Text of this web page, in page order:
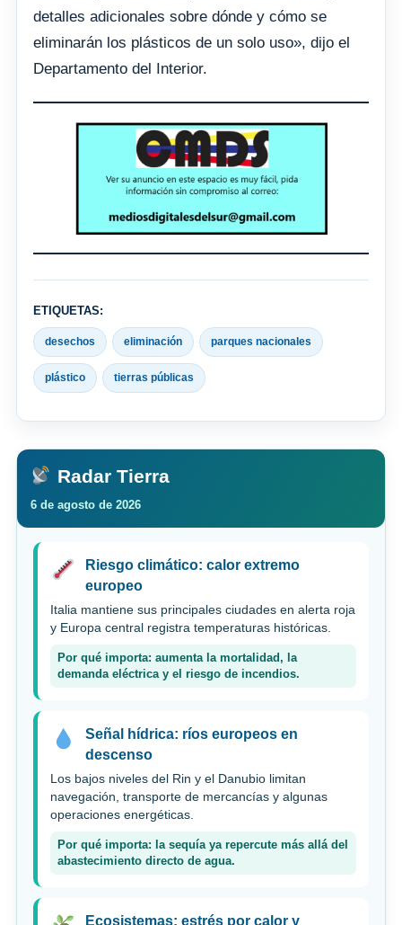
detalles adicionales sobre dónde y cómo se
eliminarán los plásticos de un solo uso», dijo el
Departamento del Interior.
ETIQUETAS:
desechos eliminación parques nacionales
plástico tierras públicas
Radar Tierra
6 de agosto de 2026
Riesgo climático: calor extremo
europeo
Italia mantiene sus principales ciudades en alerta roja
y Europa central registra temperaturas históricas.
Por qué importa: aumenta la mortalidad, la
demanda eléctrica y el riesgo de incendios.
Señal hídrica: ríos europeos en
descenso
Los bajos niveles del Rin y el Danubio limitan
navegación, transporte de mercancías y algunas
operaciones energéticas.
Por qué importa: la sequía ya repercute más allá del
abastecimiento directo de agua.
Ecosistemas: estrés por calor y